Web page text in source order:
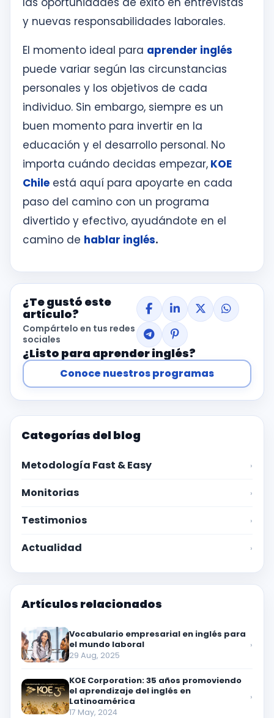
y nuevas responsabilidades laborales.
El momento ideal para aprender inglés
puede variar según las circunstancias
personales y los objetivos de cada
individuo. Sin embargo, siempre es un
buen momento para invertir en la
educación y el desarrollo personal. No
importa cuándo decidas empezar, KOE
Chile está aquí para apoyarte en cada
paso del camino con un programa
divertido y efectivo, ayudándote en el
camino de hablar inglés.
¿Te gustó este
artículo?
Compártelo en tus redes
sociales
¿Listo para aprender inglés?
Conoce nuestros programas
Categorías del blog
Metodología Fast & Easy ›
Monitorias ›
Testimonios ›
Actualidad ›
Artículos relacionados
Vocabulario empresarial en inglés para
el mundo laboral
29 Aug, 2025
›
KOE Corporation: 35 años promoviendo
el aprendizaje del inglés en
Latinoamérica
17 May, 2024
›